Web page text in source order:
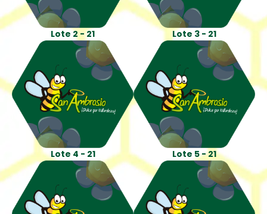
Lote 2 - 21 Lote 3 - 21
Lote 4 - 21 Lote 5 - 21